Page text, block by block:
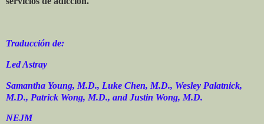
Traducción de:
Led Astray
Samantha Young, M.D., Luke Chen, M.D., Wesley Palatnick,
M.D., Patrick Wong, M.D., and Justin Wong, M.D.
NEJM